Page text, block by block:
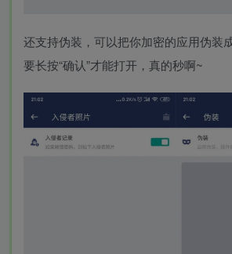
还支持伪装，可以把你加密的应用伪装
要长按“确认”才能打开​，真的秒啊~​